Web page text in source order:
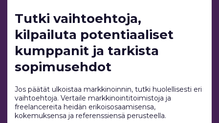
Tutki vaihtoehtoja,
kilpailuta potentiaaliset
kumppanit ja tarkista
sopimusehdot
Jos päätät ulkoistaa markkinoinnin, tutki huolellisesti eri
vaihtoehtoja. Vertaile markkinointitoimistoja ja
freelancereita heidän erikoisosaamisensa,
kokemuksensa ja referenssiensä perusteella.